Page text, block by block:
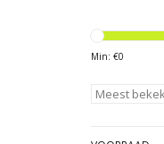
Min: €0